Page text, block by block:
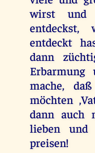
wirst und
entdeckt
dann
mache,
möchten
dann auch
lieben und
preisen!